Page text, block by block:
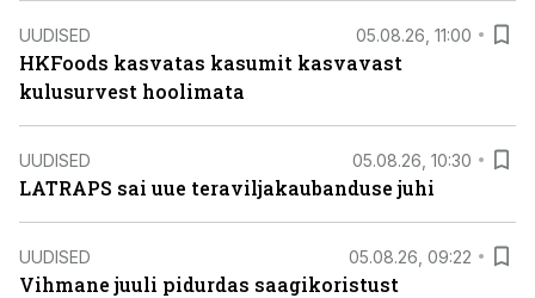
UUDISED 05.08.26, 11:00
HKFoods kasvatas kasumit kasvavast
kulusurvest hoolimata
UUDISED 05.08.26, 10:30
LATRAPS sai uue teraviljakaubanduse juhi
UUDISED 05.08.26, 09:22
Vihmane juuli pidurdas saagikoristust